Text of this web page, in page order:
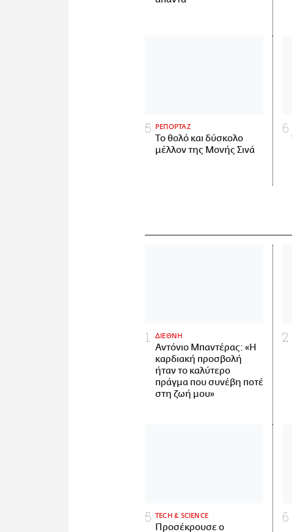
ΡΕΠΟΡΤΑΖ
Το θολό και δύσκολο
μέλλον της Μονής Σινά
ΔΙΕΘΝΗ
Αντόνιο Μπαντέρας: «Η
καρδιακή προσβολή
ήταν το καλύτερο
πράγμα που συνέβη ποτέ
στη ζωή μου»
ΤECH & SCIENCE
Προσέκρουσε ο